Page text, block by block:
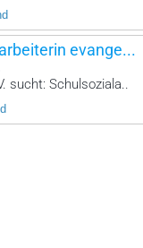
evange...
sucht: Schulsoziala..